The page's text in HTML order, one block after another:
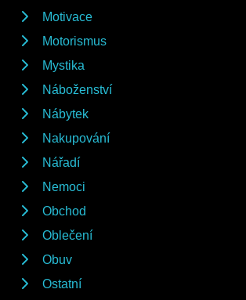
Motivace
Motorismus
Mystika
Náboženství
Nábytek
Nakupování
Nářadí
Nemoci
Obchod
Oblečení
Obuv
Ostatní